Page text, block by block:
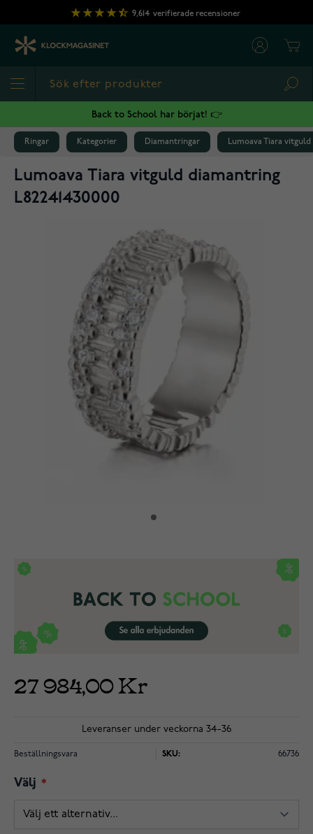
Hoppa till innehållet
9,614 verifierade recensioner
Back to School har börjat! 👉
Ringar Kategorier Diamantringar Lumoava Tiara vitguld
Lumoava Tiara vitguld diamantring
L82241430000
27 984,00 Kr
Leveranser under veckorna 34-36
Beställningsvara SKU: 66736
Välj